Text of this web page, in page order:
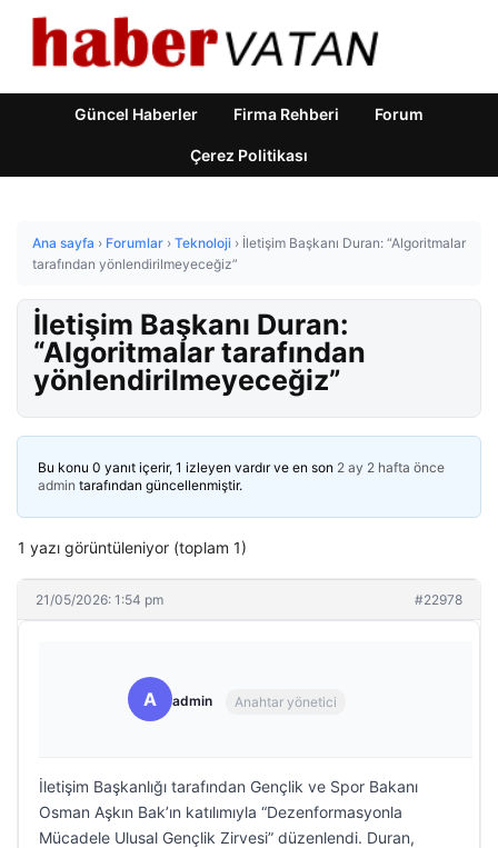
Güncel Haberler Firma Rehberi Forum
Çerez Politikası
Ana sayfa › Forumlar › Teknoloji › İletişim Başkanı Duran: “Algoritmalar
tarafından yönlendirilmeyeceğiz”
İletişim Başkanı Duran:
“Algoritmalar tarafından
yönlendirilmeyeceğiz”
Bu konu 0 yanıt içerir, 1 izleyen vardır ve en son 2 ay 2 hafta önce
admin tarafından güncellenmiştir.
1 yazı görüntüleniyor (toplam 1)
21/05/2026: 1:54 pm #22978
A admin Anahtar yönetici
İletişim Başkanlığı tarafından Gençlik ve Spor Bakanı
Osman Aşkın Bak’ın katılımıyla “Dezenformasyonla
Mücadele Ulusal Gençlik Zirvesi” düzenlendi. Duran,